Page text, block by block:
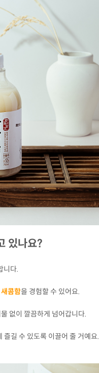
있나요?
니다.
콤함을 경험할 수 있어요.
없이 깔끔하게 넘어갑니다.
즐길 수 있도록 이끌어 줄 거예요.